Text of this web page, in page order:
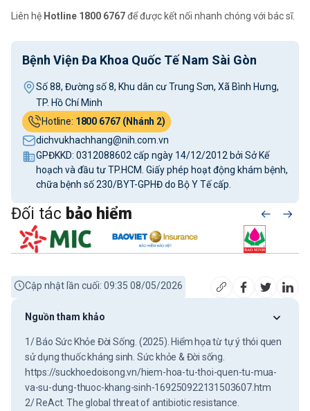
Liên hệ Hotline 1800 6767để được kết nối nhanh chóng với bác sĩ.
Bệnh Viện Đa Khoa Quốc Tế Nam Sài Gòn
Số 88, Đường số 8, Khu dân cư Trung Sơn, Xã Bình Hưng,
TP. Hồ Chí Minh
Hotline: 1800 6767 (Nhánh 2)
dichvukhachhang@nih.com.vn
GPĐKKD: 0312088602 cấp ngày 14/12/2012 bởi Sở Kế
hoạch và đầu tư TP.HCM. Giấy phép hoạt động khám bệnh,
chữa bệnh số 230/BYT-GPHĐ do Bộ Y Tế cấp.
Đối tác bảo hiểm
Cập nhật lần cuối: 09:35 08/05/2026
Nguồn tham khảo
1/ Báo Sức Khỏe Đời Sống. (2025). Hiểm họa từ tự ý thói quen
sử dụng thuốc kháng sinh . Sức khỏe & Đời sống.
https://suckhoedoisong.vn/hiem-hoa-tu-thoi-quen-tu-mua-
va-su-dung-thuoc-khang-sinh-169250922131503607.htm
2/ ReAct. The global threat of antibiotic resistance